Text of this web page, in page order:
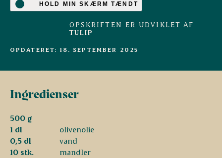
HOLD MIN SKÆRM TÆNDT
OPSKRIFTEN ER UDVIKLET AF
TULIP
OPDATERET: 18. SEPTEMBER 2025
Ingredienser
500 g
1 dl
olivenolie
0,5 dl
vand
10 stk.
mandler